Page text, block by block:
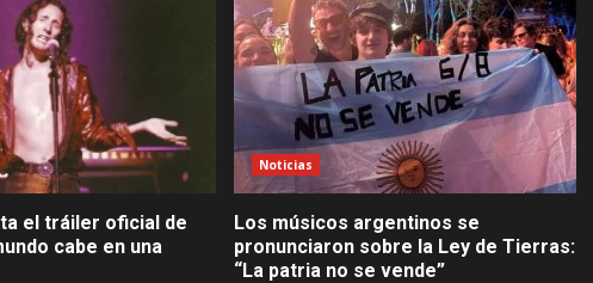
el tráiler oficial de
cabe en una
Noticias
Los músicos argentinos se
pronunciaron sobre la Ley de Tierras:
“La patria no se vende”